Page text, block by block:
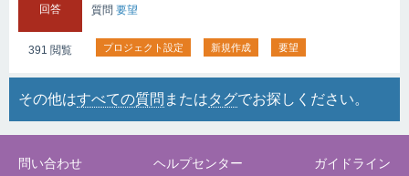
回答
391 閲覧
質問 要望
プロジェクト設定 新規作成 要望
その他はすべての質問 またはタグでお探しください。
問い合わせ ヘルプセンター ガイドライン